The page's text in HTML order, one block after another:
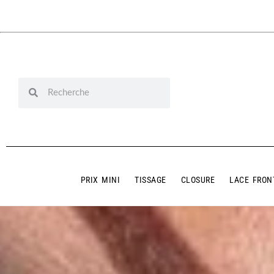
PRIX MINI TISSAGE CLOSURE LACE